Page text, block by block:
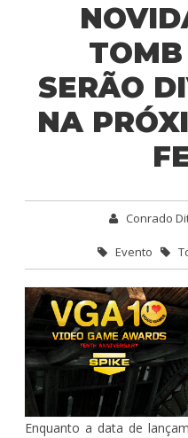
SERÃO
NA
Conrado
Evento
Enquanto a data de